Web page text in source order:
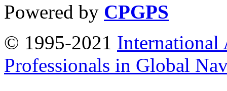
Powered by CPGPS
© 1995-2021 International
Professionals in Global